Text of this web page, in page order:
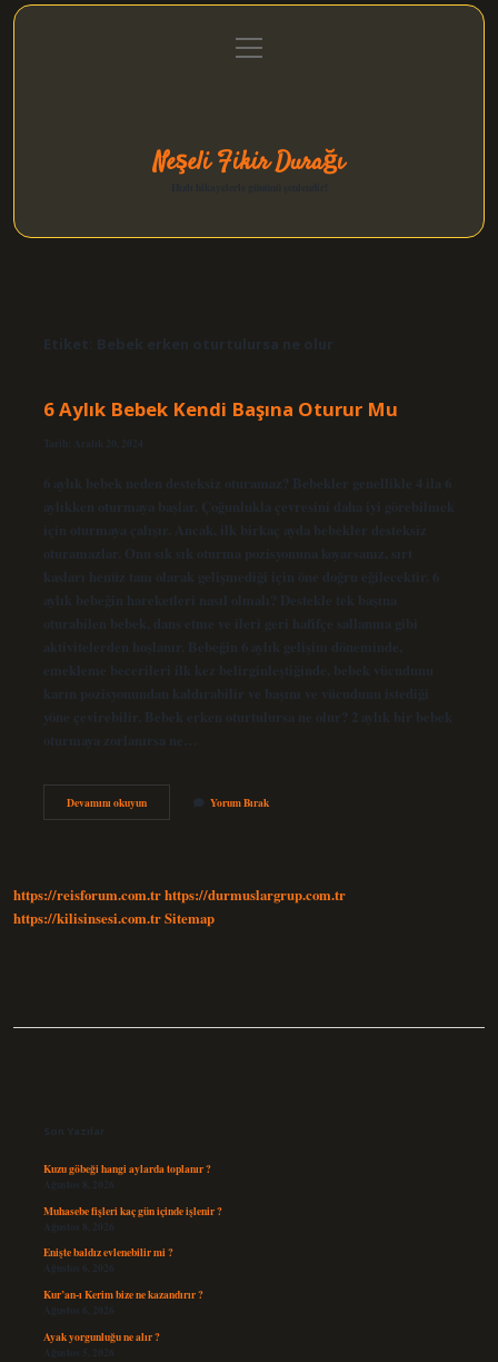
Gizlilik Politikası
menüyü
aç
Neşeli Fikir Durağı
Etiket: Bebek erken oturtulursa ne olur
6 Aylık Bebek Kendi Başına Oturur Mu
Tarih: Aralık 20, 2024
6 aylık bebek neden desteksiz oturamaz? Bebekler genellikle 4 ila 6
aylıkken oturmaya başlar. Çoğunlukla çevresini daha iyi görebilmek
için oturmaya çalışır. Ancak, ilk birkaç ayda bebekler desteksiz
oturamazlar. Onu sık sık oturma pozisyonuna koyarsanız, sırt
kasları henüz tam olarak gelişmediği için öne doğru eğilecektir. 6
aylık bebeğin hareketleri nasıl olmalı? Destekle tek başına
oturabilen bebek, dans etme ve ileri geri hafifçe sallanma gibi
aktivitelerden hoşlanır. Bebeğin 6 aylık gelişim döneminde,
emekleme becerileri ilk kez belirginleştiğinde, bebek vücudunu
karın pozisyonundan kaldırabilir ve başını ve vücudunu istediği
yöne çevirebilir. Bebek erken oturtulursa ne olur? 2 aylık bir bebek
oturmaya zorlanırsa ne…
Devamını okuyun6
Aylık
Mu
Yorum Bırak
https://reisforum.com.trhttps://durmuslargrup.com.tr
https://kilisinsesi.com.trSitemap
Son Yazılar
Kuzu göbeği hangi aylarda toplanır ?
Ağustos 8, 2026
Muhasebe fişleri kaç gün içinde işlenir ?
Ağustos 8, 2026
Enişte baldız evlenebilir mi ?
Ağustos 6, 2026
Kur’an-ı Kerim bize ne kazandırır ?
Ağustos 6, 2026
Ayak yorgunluğu ne alır ?
Ağustos 5, 2026